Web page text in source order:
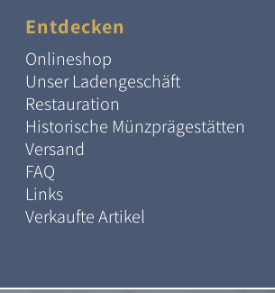
Entdecken
Onlineshop
Unser Ladengeschäft
Restauration
Historische Münzprägestätten
Versand
FAQ
Links
Verkaufte Artikel